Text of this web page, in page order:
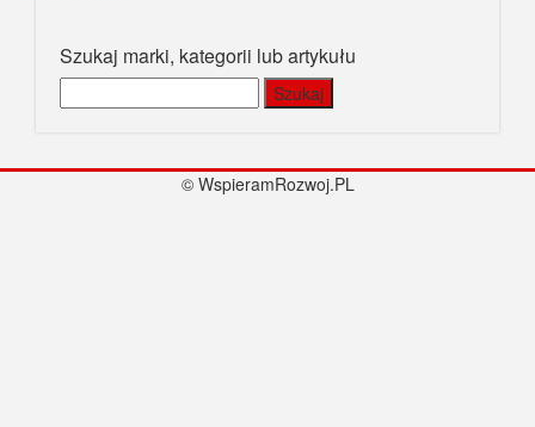
Szukaj marki, kategorii lub artykułu
© WspieramRozwoj.PL